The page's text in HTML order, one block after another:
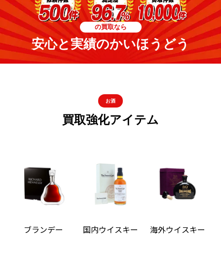
の買取なら
安心と実績のかいほうどう
お酒
買取強化アイテム
ブランデー 国内ウイスキー 海外ウイスキー